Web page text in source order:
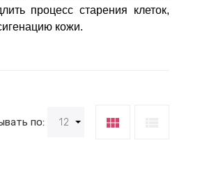
процесс старения клеток,
кожи.
по: 12 view_module